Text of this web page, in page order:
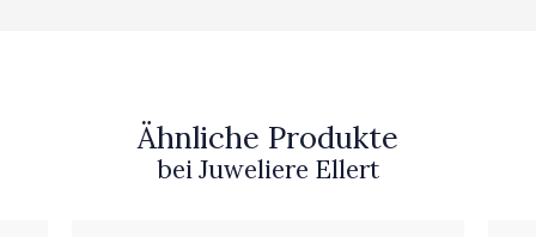
Ähnliche Produkte
bei Juweliere Ellert